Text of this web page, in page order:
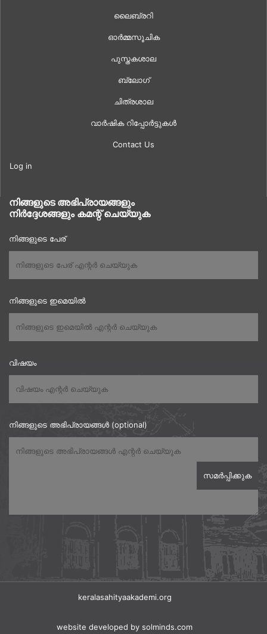
ലൈബ്രറി
ഓർമ്മസൂചിക
പുസ്തകശാല
ബ്ലോഗ്
ചിത്രശാല
വാർഷിക റിപ്പോർട്ടുകൾ
Contact Us
Log in
നിങ്ങളുടെ അഭിപ്രായങ്ങളും
നിർദ്ദേശങ്ങളും കമന്റ് ചെയ്യുക
നിങ്ങളുടെ പേര്
നിങ്ങളുടെ ഇമെയിൽ
വിഷയം
നിങ്ങളുടെ അഭിപ്രായങ്ങൾ (optional)
keralasahityaakademi.org
website developed by solminds.com